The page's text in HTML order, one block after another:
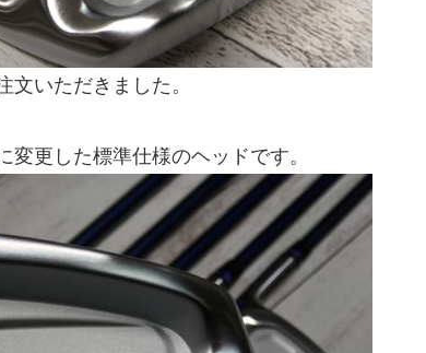
いただきました。
更した標準仕様のヘッドです。